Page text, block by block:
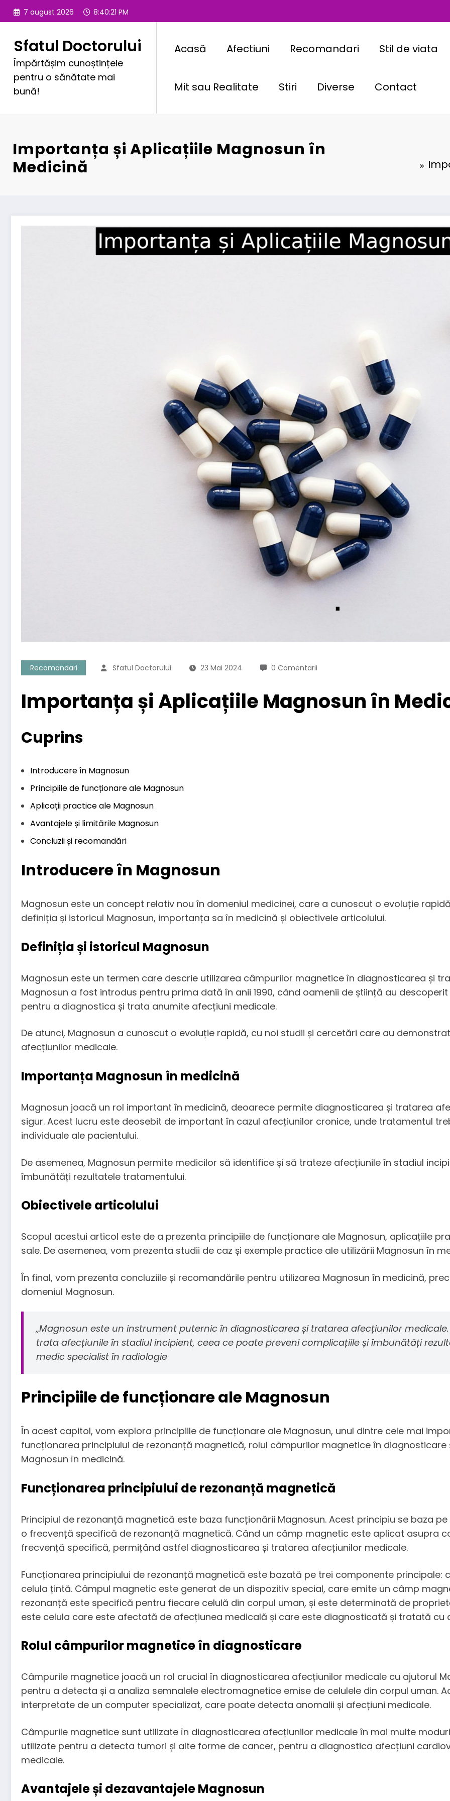
7 august 2026 8:40:22 PM
Sfatul Doctorului
Împărtășim cunoștințele
pentru o sănătate mai
bună!
Acasă Afectiuni Recomandari Stil de viata
Mit sau Realitate Stiri Diverse Contact
Importanța și Aplicațiile Magnosun în
Medicină
Recomandari Sfatul Doctorului 23 Mai 2024 0 Comentarii
Importanța și Aplicațiile Magnosun în
Cuprins
Introducere în Magnosun
Principiile de funcționare ale Magnosun
Aplicații practice ale Magnosun
Avantajele și limitările Magnosun
Concluzii și recomandări
Introducere în Magnosun
Magnosun este un concept relativ nou în domeniul medicinei, care a cunoscut o evoluție
definiția și istoricul Magnosun, importanța sa în medicină și obiectivele articolului.
Definiția și istoricul Magnosun
Magnosun este un termen care descrie utilizarea câmpurilor magnetice în diagnosticarea și
Magnosun a fost introdus pentru prima dată în anii 1990, când oamenii de știință au
pentru a diagnostica și trata anumite afecțiuni medicale.
De atunci, Magnosun a cunoscut o evoluție rapidă, cu noi studii și cercetări care au
afecțiunilor medicale.
Importanța Magnosun în medicină
Magnosun joacă un rol important în medicină, deoarece permite diagnosticarea și tratarea
sigur. Acest lucru este deosebit de important în cazul afecțiunilor cronice, unde tratamentul
individuale ale pacientului.
De asemenea, Magnosun permite medicilor să identifice și să trateze afecțiunile în stadiul
îmbunătăți rezultatele tratamentului.
Obiectivele articolului
Scopul acestui articol este de a prezenta principiile de funcționare ale Magnosun, aplicațiile
sale. De asemenea, vom prezenta studii de caz și exemple practice ale utilizării Magnosun în
În final, vom prezenta concluziile și recomandările pentru utilizarea Magnosun în medicină,
domeniul Magnosun.
„Magnosun este un instrument puternic în diagnosticarea și tratarea afecțiunilor
trata afecțiunile în stadiul incipient, ceea ce poate preveni complicațiile și îmbunătăți
medic specialist în radiologie
Principiile de funcționare ale Magnosun
În acest capitol, vom explora principiile de funcționare ale Magnosun, unul dintre cele mai
funcționarea principiului de rezonanță magnetică, rolul câmpurilor magnetice în diagnosticare
Magnosun în medicină.
Funcționarea principiului de rezonanță magnetică
Principiul de rezonanță magnetică este baza funcționării Magnosun. Acest principiu se baza
o frecvență specifică de rezonanță magnetică. Când un câmp magnetic este aplicat asupra
frecvență specifică, permițând astfel diagnosticarea și tratarea afecțiunilor medicale.
Funcționarea principiului de rezonanță magnetică este bazată pe trei componente
celula țintă. Câmpul magnetic este generat de un dispozitiv special, care emite un câmp
rezonanță este specifică pentru fiecare celulă din corpul uman, și este determinată de
este celula care este afectată de afecțiunea medicală și care este diagnosticată și tratată cu
Rolul câmpurilor magnetice în diagnosticare
Câmpurile magnetice joacă un rol crucial în diagnosticarea afecțiunilor medicale cu ajutorul
pentru a detecta și a analiza semnalele electromagnetice emise de celulele din corpul uman.
interpretate de un computer specializat, care poate detecta anomalii și afecțiuni medicale.
Câmpurile magnetice sunt utilizate în diagnosticarea afecțiunilor medicale în mai multe
utilizate pentru a detecta tumori și alte forme de cancer, pentru a diagnostica afecțiuni
medicale.
Avantajele și dezavantajele Magnosun